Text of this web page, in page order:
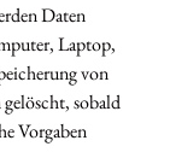
Daten
Laptop,
von
sobald
Vorgaben